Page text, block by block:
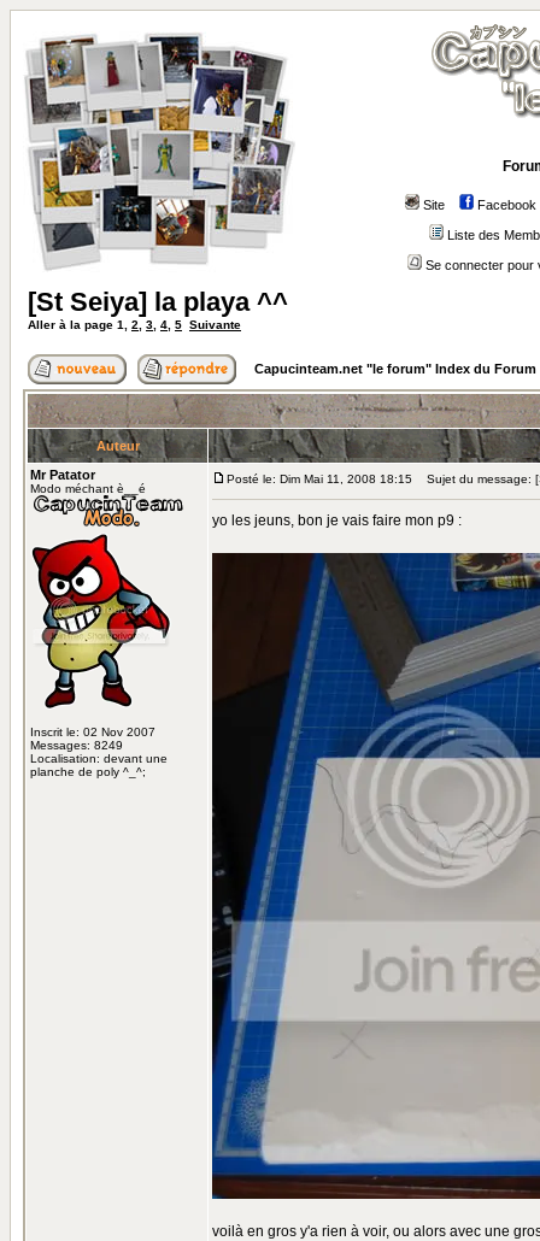
Site Facebook
Liste des
Se connecter pour
[St Seiya] la playa ^^
Aller à la page 1 2 3 4 5 Suivante
Capucinteam.net "le forum" Index du Forum
Auteur
Mr Patator
Modo méchant è__é
Inscrit le: 02 Nov 2007
Messages: 8249
Localisation: devant une
planche de poly ^_^;
Posté le: Dim Mai 11, 2008 18:15 Sujet du message:
yo les jeuns, bon je vais faire mon p9 :
voilà en gros y'a rien à voir, ou alors avec une